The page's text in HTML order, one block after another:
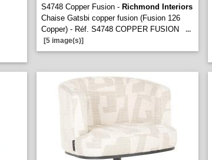
S4748 Copper Fusion - Richmond Interiors
Chaise Gatsbi copper fusion (Fusion 126
Copper) - Réf. S4748 COPPER FUSION
...
[5 image(s)]